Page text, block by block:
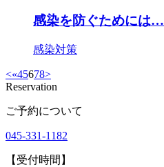
感染を防ぐためには…
感染対策
<«45678>
Reservation
ご予約について
045-331-1182
【受付時間】